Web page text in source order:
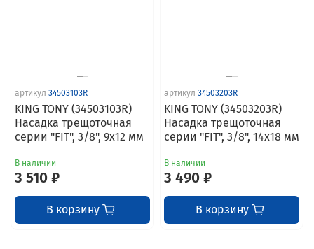
артикул 34503103R
KING TONY (34503103R)
Насадка трещоточная
серии "FIT", 3/8", 9х12 мм
В наличии
3 510 ₽
В корзину
артикул 34503203R
KING TONY (34503203R)
Насадка трещоточная
серии "FIT", 3/8", 14х18 мм
В наличии
3 490 ₽
В корзину